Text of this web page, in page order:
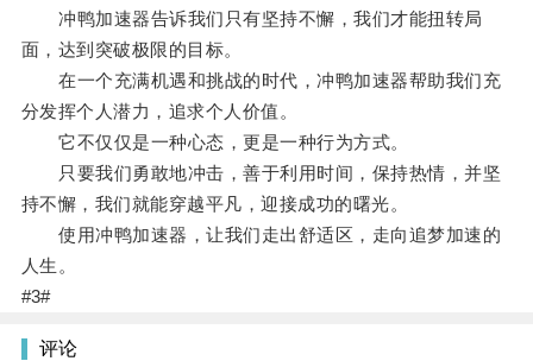
冲鸭加速器告诉我们只有坚持不懈，我们才能扭转局
面，达到突破极限的目标。
在一个充满机遇和挑战的时代，冲鸭加速器帮助我们充
分发挥个人潜力，追求个人价值。
它不仅仅是一种心态，更是一种行为方式。
只要我们勇敢地冲击，善于利用时间，保持热情，并坚
持不懈，我们就能穿越平凡，迎接成功的曙光。
使用冲鸭加速器，让我们走出舒适区，走向追梦加速的
人生。
#3#
评论